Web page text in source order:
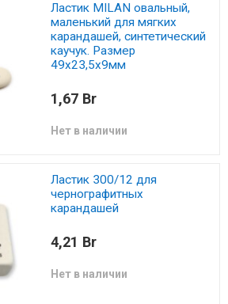
Ластик MILAN овальный,
маленький для мягких
карандашей, синтетический
каучук. Размер
49х23,5х9мм
1,67 Br
Нет в наличии
Ластик 300/12 для
чернографитных
карандашей
4,21 Br
Нет в наличии